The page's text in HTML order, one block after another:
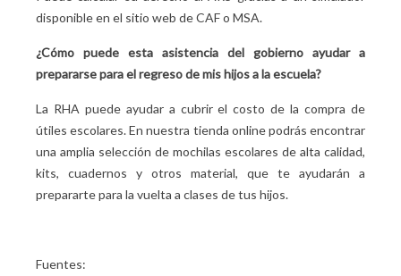
disponible en el sitio web de CAF o MSA.
¿Cómo puede esta asistencia del gobierno ayudar a
prepararse para el regreso de mis hijos a la escuela?
La RHA puede ayudar a cubrir el costo de la compra de
útiles escolares. En nuestra tienda online podrás encontrar
una amplia selección de mochilas escolares de alta calidad,
kits, cuadernos y otros material, que te ayudarán a
prepararte para la vuelta a clases de tus hijos.
Fuentes: